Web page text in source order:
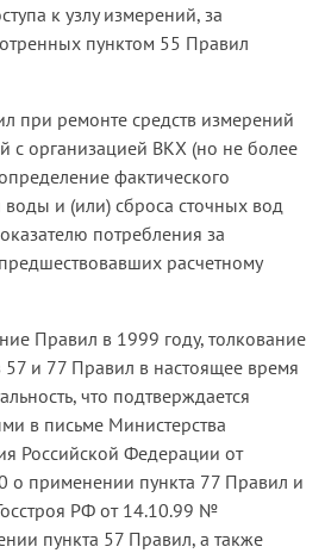
к узлу измерений, за
пунктом 55 Правил
при ремонте средств измерений
с организацией ВКХ (но не более
фактического
и (или) сброса сточных вод
потребления за
расчетному
Правил в 1999 году, толкование
и 77 Правил в настоящее время
что подтверждается
в письме Министерства
Российской Федерации от
применении пункта 77 Правил и
РФ от 14.10.99 №
пункта 57 Правил, а также